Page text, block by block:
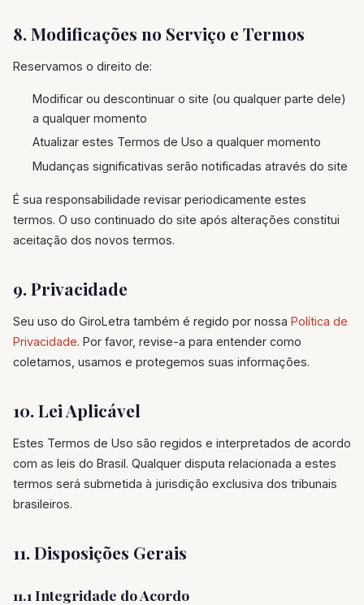
8. Modificações no Serviço e Termos
Reservamos o direito de:
Modificar ou descontinuar o site (ou qualquer parte dele)
a qualquer momento
Atualizar estes Termos de Uso a qualquer momento
Mudanças significativas serão notificadas através do site
É sua responsabilidade revisar periodicamente estes
termos. O uso continuado do site após alterações constitui
aceitação dos novos termos.
9. Privacidade
Seu uso do GiroLetra também é regido por nossa Política de
Privacidade. Por favor, revise-a para entender como
coletamos, usamos e protegemos suas informações.
10. Lei Aplicável
Estes Termos de Uso são regidos e interpretados de acordo
com as leis do Brasil. Qualquer disputa relacionada a estes
termos será submetida à jurisdição exclusiva dos tribunais
brasileiros.
11. Disposições Gerais
11.1 Integridade do Acordo